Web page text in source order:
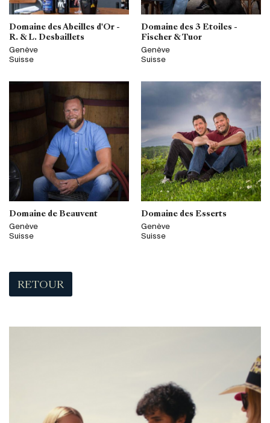
Domaine des Abeilles d'Or -
R. & L. Desbaillets
Genève
Suisse
Domaine des 3 Etoiles -
Fischer & Tuor
Genève
Suisse
Domaine de Beauvent
Genève
Suisse
Domaine des Esserts
Genève
Suisse
RETOUR